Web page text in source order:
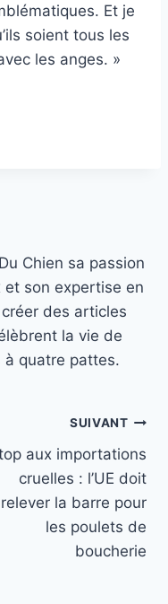
Et je
soient tous les
les anges. »
Chien sa passion
et son expertise en
des articles
la vie de
à quatre pattes.
SUIVANT
aux importations
cruelles : l’UE doit
relever la barre pour
les poulets de
boucherie